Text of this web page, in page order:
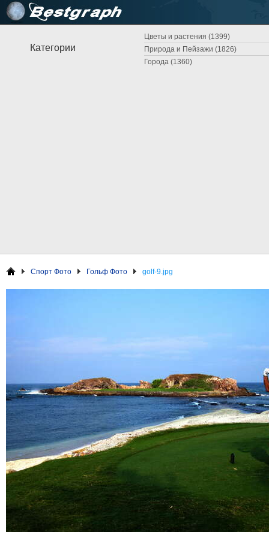
Категории
Цветы и растения (1399)
Природа и Пейзажи (1826)
Города (1360)
Спорт Фото Гольф Фото golf-9.jpg